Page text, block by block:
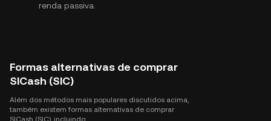
renda passiva.
Formas alternativas de comprar
SICash (SIC)
Além dos métodos mais populares discutidos acima,
também existem formas alternativas de comprar
SICash (SIC), incluindo: